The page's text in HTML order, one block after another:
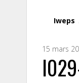
Iweps
15 mars